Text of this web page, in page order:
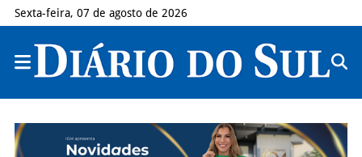
Sexta-feira, 07 de agosto de 2026